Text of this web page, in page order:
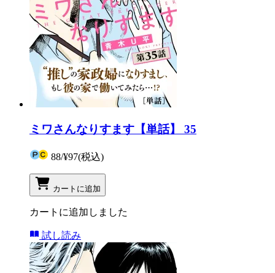
ミワさんなりすます【単話】 35
88/¥97(税込)
カートに追加
カートに追加しました
試し読み